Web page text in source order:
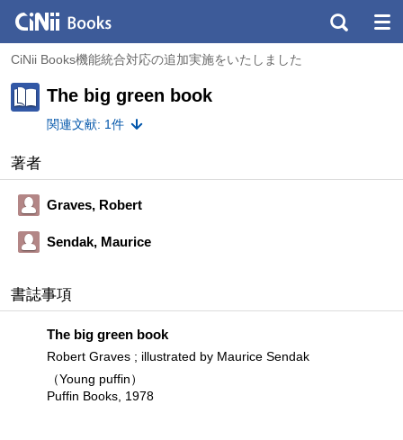
CiNii Books機能統合対応の追加実施をいたしました
The big green book
関連文献: 1件
著者
Graves, Robert
Sendak, Maurice
書誌事項
The big green book
Robert Graves ; illustrated by Maurice Sendak
（Young puffin）
Puffin Books, 1978